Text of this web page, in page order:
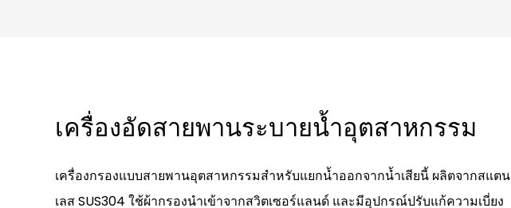
เครื่องอัดสายพานระบายน้ำอุตสาหกรรม
เครื่องกรองแบบสายพานอุตสาหกรรมสำหรับแยกน้ำออกจากน้ำเสียนี้ ผลิตจากสแตน
เลส SUS304 ใช้ผ้ากรองนำเข้าจากสวิตเซอร์แลนด์ และมีอุปกรณ์ปรับแก้ความเบี่ยง